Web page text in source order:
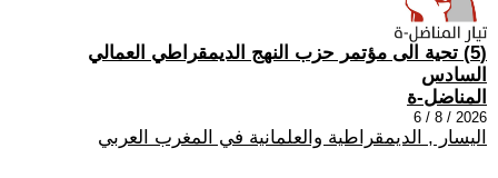
(5) تحية الى مؤتمر حزب النهج الديمقراطي العمالي
السادس
المناضل-ة
2026 / 8 / 6
اليسار , الديمقراطية والعلمانية في المغرب العربي